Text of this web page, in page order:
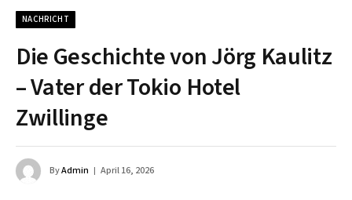
NACHRICHT
Die Geschichte von Jörg Kaulitz
– Vater der Tokio Hotel
Zwillinge
ByAdmin April 16, 2026